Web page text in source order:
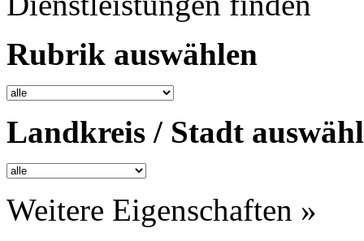
Rubrik auswählen
Landkreis / Stadt
Weitere Eigenschaften »